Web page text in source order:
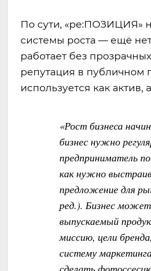
По сути, «ре:ПОЗИЦИЯ»
системы роста — ещё
работает без
репутация в публичном
используется как
«Рост бизнеса
бизнес нужно
предприниматель
как нужно
предложение для
ред.). Бизнес
выпускаемый
миссию, цели
систему
сделать